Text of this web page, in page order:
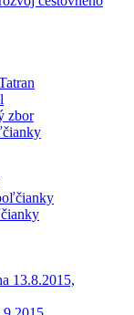
zbor
13.8.2015,